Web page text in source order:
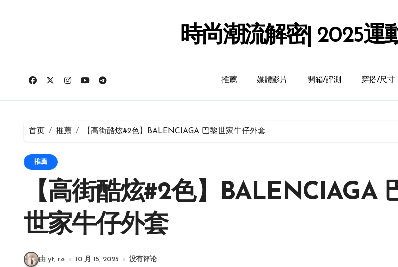
時尚潮流解密| 2025運
推薦 媒體影片 開箱/評測 穿搭/尺寸
首页 推薦 【高街酷炫#2色】BALENCIAGA 巴黎世家牛仔外套
推薦
【高街酷炫#2色】BALENCIAGA
世家牛仔外套
由 yt, re 10 月 15, 2025 没有评论